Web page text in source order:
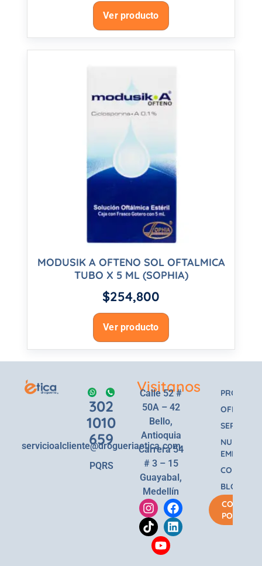
Ver producto
MODUSIK A OFTENO SOL OFTALMICA
TUBO X 5 ML (SOPHIA)
$254,800
Ver producto
302
1010
659
servicioalcliente@drogueriaetica.com
PQRS
Visitanos
Calle 52 #
50A – 42
Bello,
Antioquia
Carrera 54
# 3 – 15
Guayabal,
Medellín
OFERTAS
SERVICIOS
NUESTRA
EMPRESA
BLOG
COMPRA
POR